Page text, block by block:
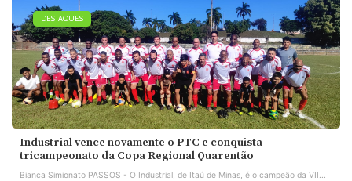
DESTAQUES
Industrial vence novamente o PTC e conquista
tricampeonato da Copa Regional Quarentão
Bianca Simionato PASSOS - O Industrial, de Itaú de Minas, é o campeão da VII...